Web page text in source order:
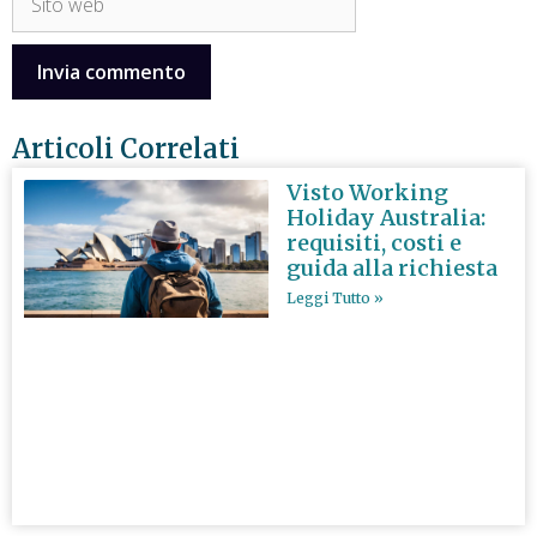
Articoli Correlati
Visto Working
Holiday Australia:
requisiti, costi e
guida alla richiesta
Leggi Tutto »